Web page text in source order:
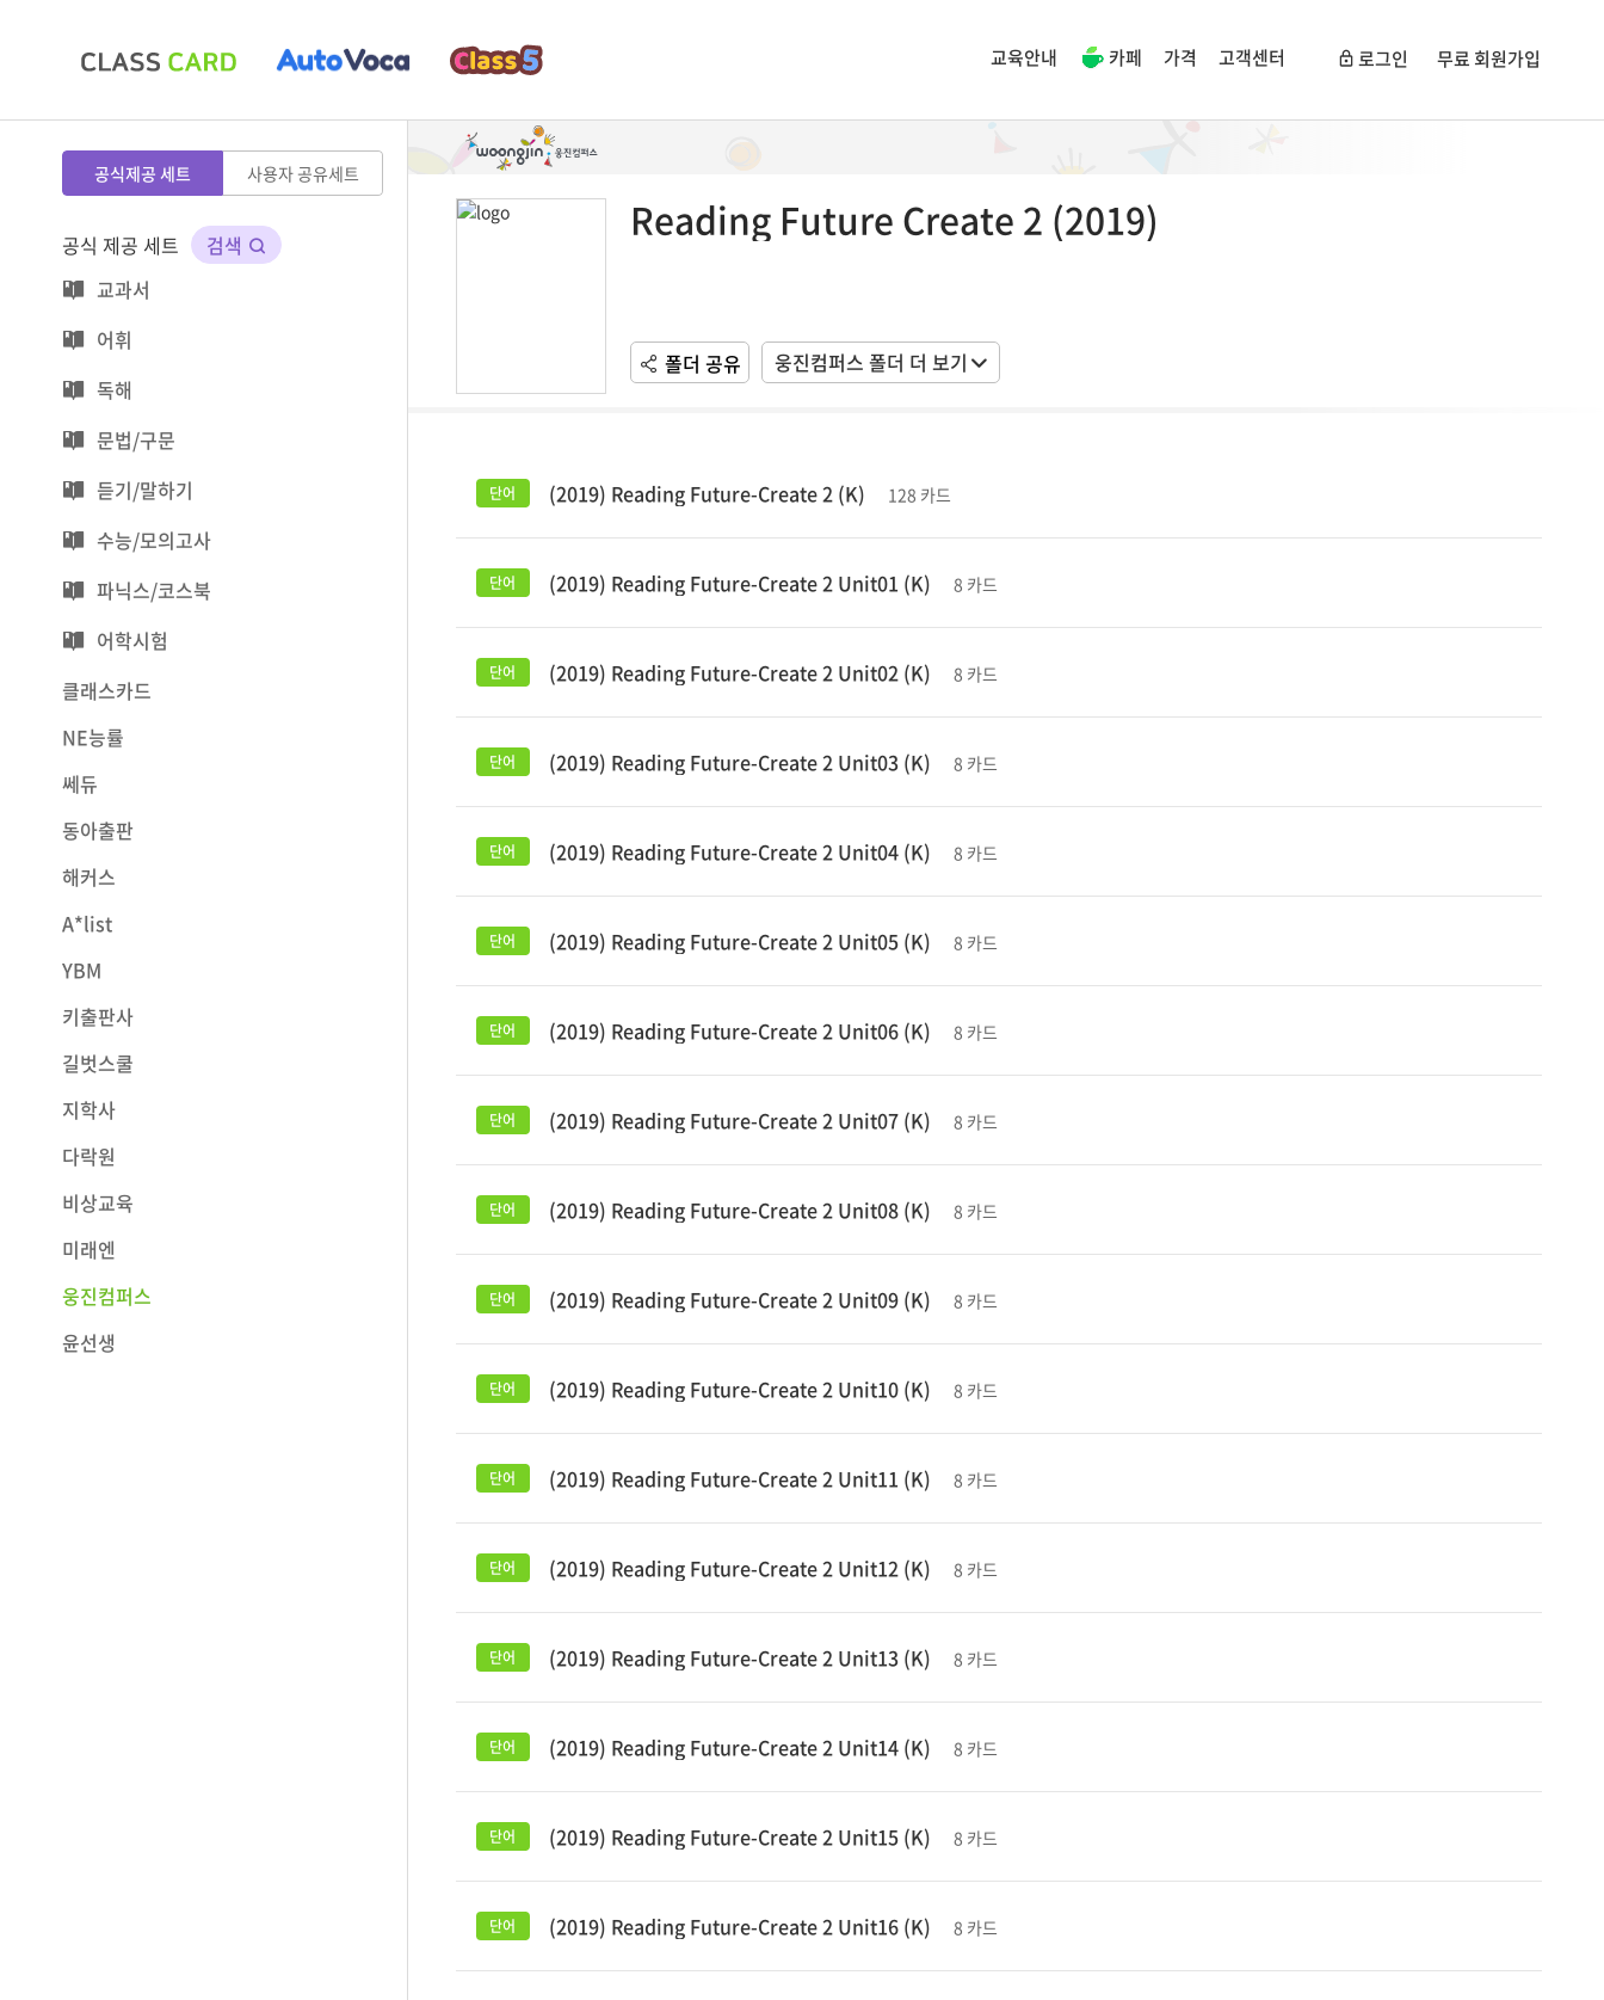
교육안내 카페 가격 고객센터 로그인 무료 회원가입
공식제공 세트 사용자 공유세트
공식 제공 세트
검색
교과서
어휘
독해
문법/구문
듣기/말하기
수능/모의고사
파닉스/코스북
어학시험
클래스카드
NE능률
쎄듀
동아출판
해커스
A*list
YBM
키출판사
길벗스쿨
지학사
다락원
비상교육
미래엔
웅진컴퍼스
윤선생
Reading Future Create 2 (2019)
폴더 공유 웅진컴퍼스 폴더 더 보기
(2019) Reading Future-Create 2 (K) 128 카드
(2019) Reading Future-Create 2 Unit01 (K) 8 카드
(2019) Reading Future-Create 2 Unit02 (K) 8 카드
(2019) Reading Future-Create 2 Unit03 (K) 8 카드
(2019) Reading Future-Create 2 Unit04 (K) 8 카드
(2019) Reading Future-Create 2 Unit05 (K) 8 카드
(2019) Reading Future-Create 2 Unit06 (K) 8 카드
(2019) Reading Future-Create 2 Unit07 (K) 8 카드
(2019) Reading Future-Create 2 Unit08 (K) 8 카드
(2019) Reading Future-Create 2 Unit09 (K) 8 카드
(2019) Reading Future-Create 2 Unit10 (K) 8 카드
(2019) Reading Future-Create 2 Unit11 (K) 8 카드
(2019) Reading Future-Create 2 Unit12 (K) 8 카드
(2019) Reading Future-Create 2 Unit13 (K) 8 카드
(2019) Reading Future-Create 2 Unit14 (K) 8 카드
(2019) Reading Future-Create 2 Unit15 (K) 8 카드
(2019) Reading Future-Create 2 Unit16 (K) 8 카드